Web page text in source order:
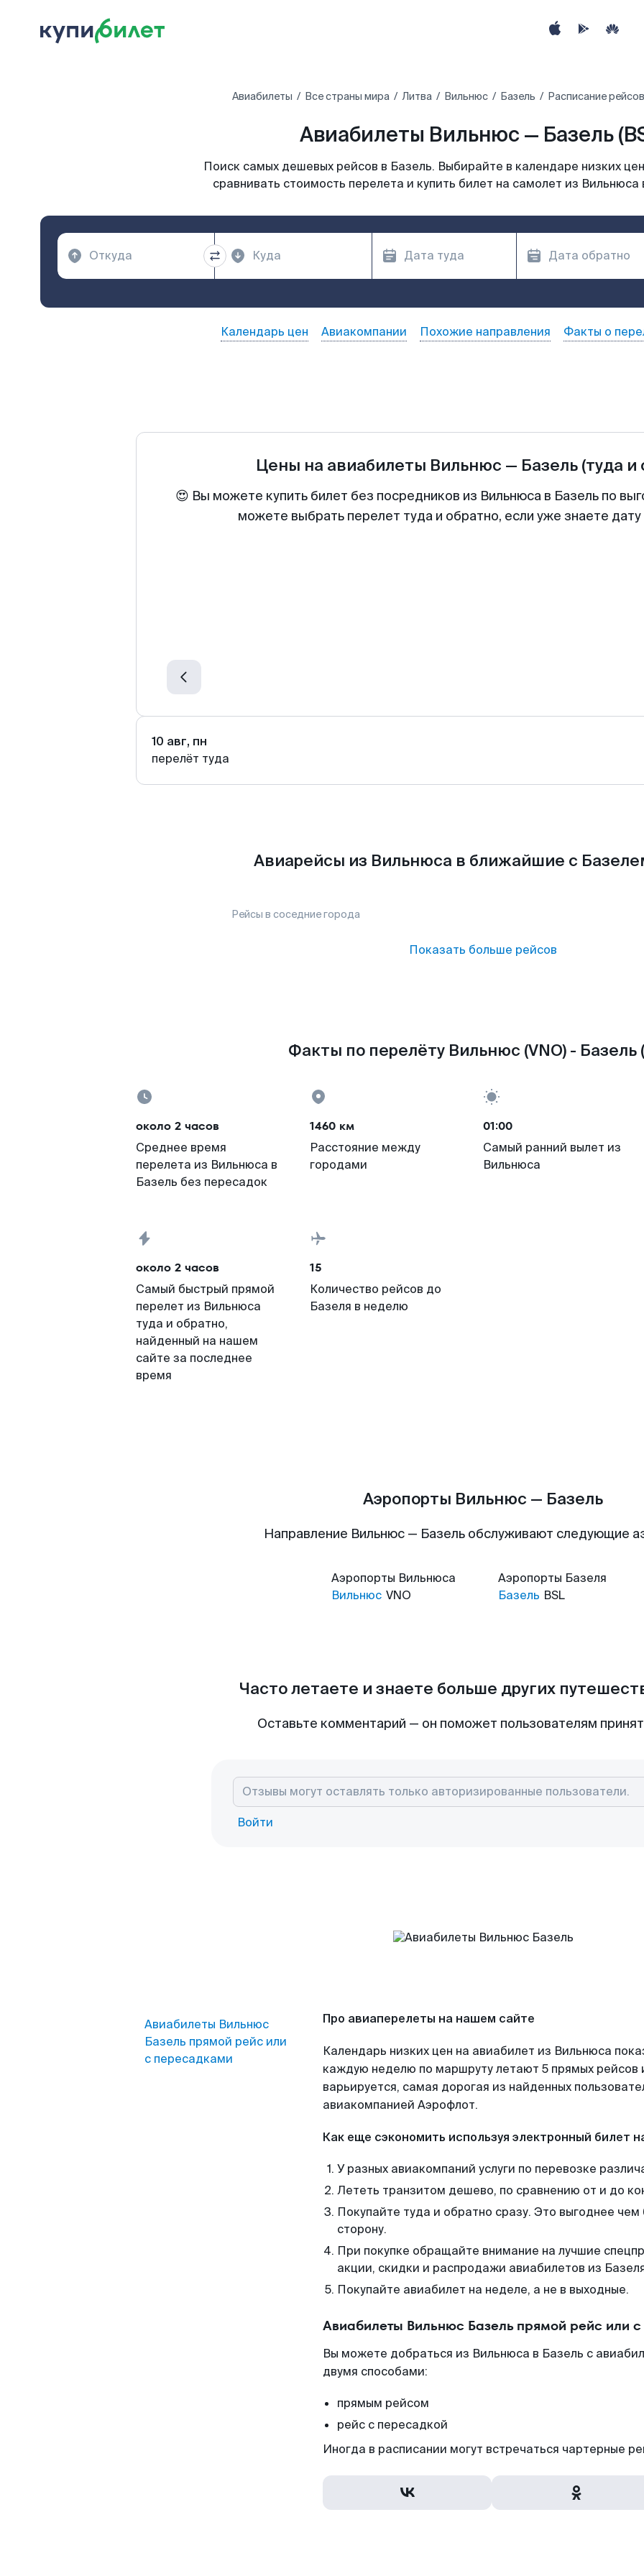
Авиабилеты Все страны мира Литва Вильнюс Базель Расписание
Авиабилеты Вильнюс — Базель
Поиск самых дешевых рейсов в Базель. Выбирайте в календаре низких
сравнивать стоимость перелета и купить билет на самолет из Вильнюса
Календарь цен Авиакомпании Похожие направления Факты о
Цены на авиабилеты Вильнюс — Базель (туда и
😍 Вы можете купить билет без посредников из Вильнюса в Базель по
можете выбрать перелет туда и обратно, если уже знаете
10 авг, пн
перелёт туда
Авиарейсы из Вильнюса в ближайшие с
Рейсы в соседние города
Показать больше рейсов
Факты по перелёту Вильнюс (VNO) - Базель
около 2 часов
Среднее время
перелета из Вильнюса в
Базель без пересадок
1460 км
Расстояние между
городами
01:00
Самый ранний вылет из
Вильнюса
около 2 часов
Самый быстрый прямой
перелет из Вильнюса
туда и обратно,
найденный на нашем
сайте за последнее
время
15
Количество рейсов до
Базеля в неделю
Аэропорты Вильнюс — Базель
Направление Вильнюс — Базель обслуживают следующие
Аэропорты Вильнюса
Вильнюс VNO
Аэропорты Базеля
Базель BSL
Часто летаете и знаете больше других
Оставьте комментарий — он поможет пользователям
Войти
Авиабилеты Вильнюс
Базель прямой рейс или
с пересадками
Про авиаперелеты на нашем сайте
Календарь низких цен на авиабилет из Вильнюса
каждую неделю по маршруту летают 5 прямых рейсов
варьируется, самая дорогая из найденных
авиакомпанией Аэрофлот.
Как еще сэкономить используя электронный билет
У разных авиакомпаний услуги по перевозке
Лететь транзитом дешево, по сравнению от и до
Покупайте туда и обратно сразу. Это выгоднее
сторону.
При покупке обращайте внимание на лучшие
акции, скидки и распродажи авиабилетов из
Покупайте авиабилет на неделе, а не в выходные.
Авиабилеты Вильнюс Базель прямой рейс или
Вы можете добраться из Вильнюса в Базель с
двумя способами:
прямым рейсом
рейс с пересадкой
Иногда в расписании могут встречаться чартерные